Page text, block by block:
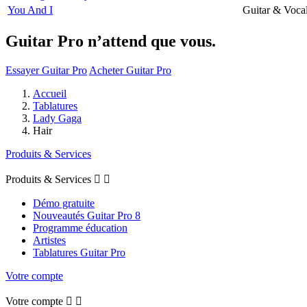
You And I
Guitar &
Guitar Pro n’attend que vous.
Essayer Guitar Pro Acheter Guitar Pro
Accueil
Tablatures
Lady Gaga
Hair
Produits & Services
Produits & Services  
Démo gratuite
Nouveautés Guitar Pro 8
Programme éducation
Artistes
Tablatures Guitar Pro
Votre compte
Votre compte  